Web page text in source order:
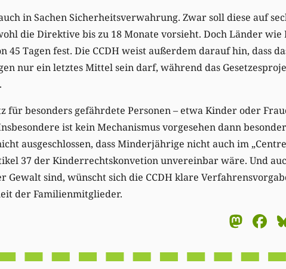
in Sachen Sicherheitsverwahrung. Zwar soll diese auf
die Direktive bis zu 18 Monate vorsieht. Doch Länder wie
45 Tagen fest. Die CCDH weist außerdem darauf hin, dass
nur ein letztes Mittel sein darf, während das
für besonders gefährdete Personen – etwa Kinder oder
ist kein Mechanismus vorgesehen dann
ausgeschlossen, dass Minderjährige nicht auch im
37 der Kinderrechtskonvetion unvereinbar wäre. Und
Gewalt sind, wünscht sich die CCDH klare
der Familienmitglieder.